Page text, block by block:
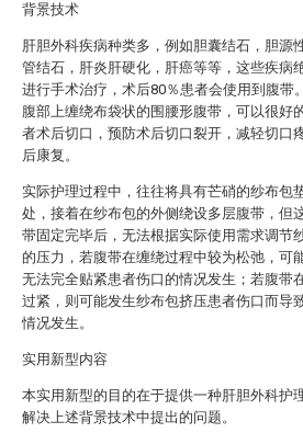
背景技术
肝胆外科疾病种类多，例如胆囊结石，胆源
管结石，肝炎肝硬化，肝癌等等，这些疾病
进行手术治疗，术后80％患者会使用到腹带
腹部上缠绕布袋状的围腰形腹带，可以很好
者术后切口，预防术后切口裂开，减轻切口
后康复。
实际护理过程中，往往将具有芒硝的纱布包
处，接着在纱布包的外侧绕设多层腹带，但
带固定完毕后，无法根据实际使用需求调节
的压力，若腹带在缠绕过程中较为松弛，可
无法完全贴紧患者伤口的情况发生；若腹带
过紧，则可能发生纱布包挤压患者伤口而导
情况发生。
实用新型内容
本实用新型的目的在于提供一种肝胆外科护
解决上述背景技术中提出的问题。